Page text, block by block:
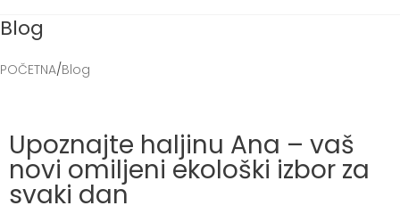
Blog
POČETNA Blog
Upoznajte haljinu Ana – vaš
novi omiljeni ekološki izbor za
svaki dan